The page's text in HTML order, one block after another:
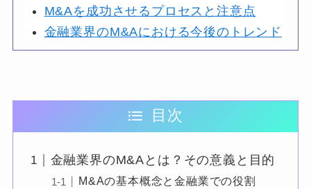
M&Aを成功させるプロセスと注意点
金融業界のM&Aにおける今後のトレンド
目次
金融業界のM&Aとは？その意義と目的
M&Aの基本概念と金融業での役割